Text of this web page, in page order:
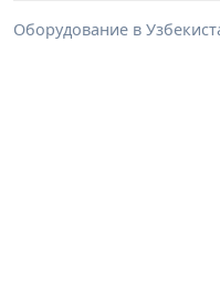
Оборудование в